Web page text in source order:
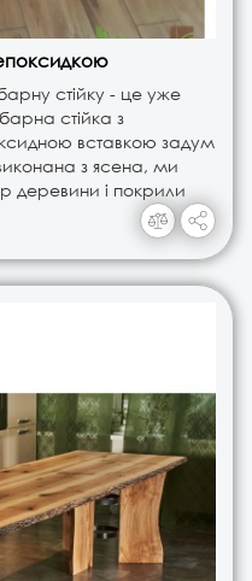
стійку - це уже
стійка з
вставкою задум
з ясена, ми
деревини і покрили
без ніжок,